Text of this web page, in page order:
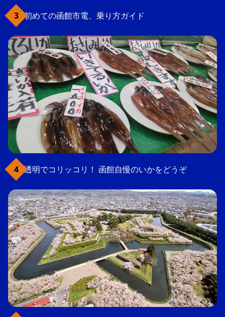
初めての函館市電、乗り方ガイド
透明でコリッコリ！ 函館自慢のいかをどうぞ